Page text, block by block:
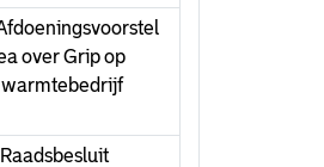
over Grip op